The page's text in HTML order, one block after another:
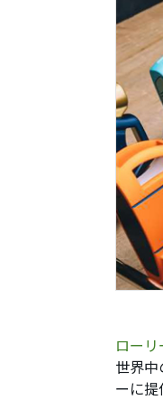
ロー
世界
ーに提